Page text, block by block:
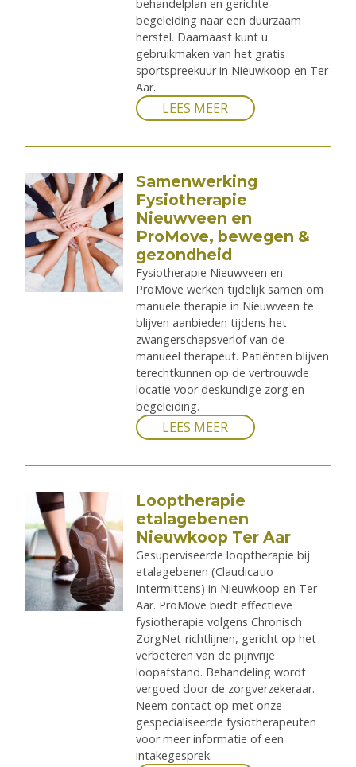
behandelplan en gerichte
begeleiding naar een duurzaam
herstel. Daarnaast kunt u
gebruikmaken van het gratis
sportspreekuur in Nieuwkoop en Ter
Aar.
LEES MEER
Samenwerking
Fysiotherapie
Nieuwveen en
ProMove, bewegen &
gezondheid
Fysiotherapie Nieuwveen en
ProMove werken tijdelijk samen om
manuele therapie in Nieuwveen te
blijven aanbieden tijdens het
zwangerschapsverlof van de
manueel therapeut. Patiënten blijven
terechtkunnen op de vertrouwde
locatie voor deskundige zorg en
begeleiding.
LEES MEER
Looptherapie
etalagebenen
Nieuwkoop Ter Aar
Gesuperviseerde looptherapie bij
etalagebenen (Claudicatio
Intermittens) in Nieuwkoop en Ter
Aar. ProMove biedt effectieve
fysiotherapie volgens Chronisch
ZorgNet-richtlijnen, gericht op het
verbeteren van de pijnvrije
loopafstand. Behandeling wordt
vergoed door de zorgverzekeraar.
Neem contact op met onze
gespecialiseerde fysiotherapeuten
voor meer informatie of een
intakegesprek.